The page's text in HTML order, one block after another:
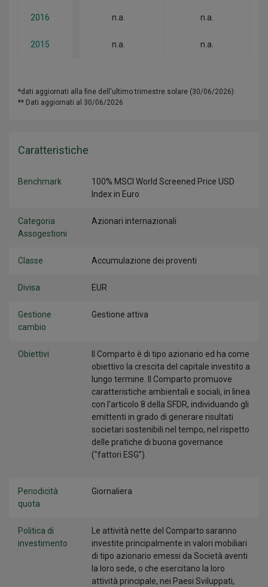
2016 n.a. n.a.
2015 n.a. n.a.
*dati aggiornati alla fine dell'ultimo trimestre solare (30/06/2026)
** Dati aggiornati al 30/06/2026
Caratteristiche
Benchmark
100% MSCI World Screened Price USD
Index in Euro
Categoria
Assogestioni
Azionari internazionali
Classe Accumulazione dei proventi
Divisa EUR
Gestione
cambio
Gestione attiva
Obiettivi
Il Comparto è di tipo azionario ed ha come
obiettivo la crescita del capitale investito a
lungo termine. Il Comparto promuove
caratteristiche ambientali e sociali, in linea
con l'articolo 8 della SFDR, individuando gli
emittenti in grado di generare risultati
societari sostenibili nel tempo, nel rispetto
delle pratiche di buona governance
("fattori ESG”).
Periodicità
quota
Giornaliera
Politica di
investimento
Le attività nette del Comparto saranno
investite principalmente in valori mobiliari
di tipo azionario emessi da Società aventi
la loro sede, o che esercitano la loro
attività principale, nei Paesi Sviluppati,